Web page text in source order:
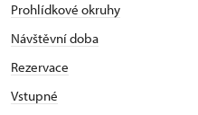
Prohlídkové okruhy
Návštěvní doba
Rezervace
Vstupné